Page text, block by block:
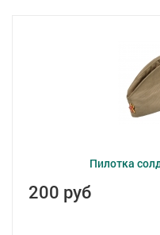
Пилотка
200 руб